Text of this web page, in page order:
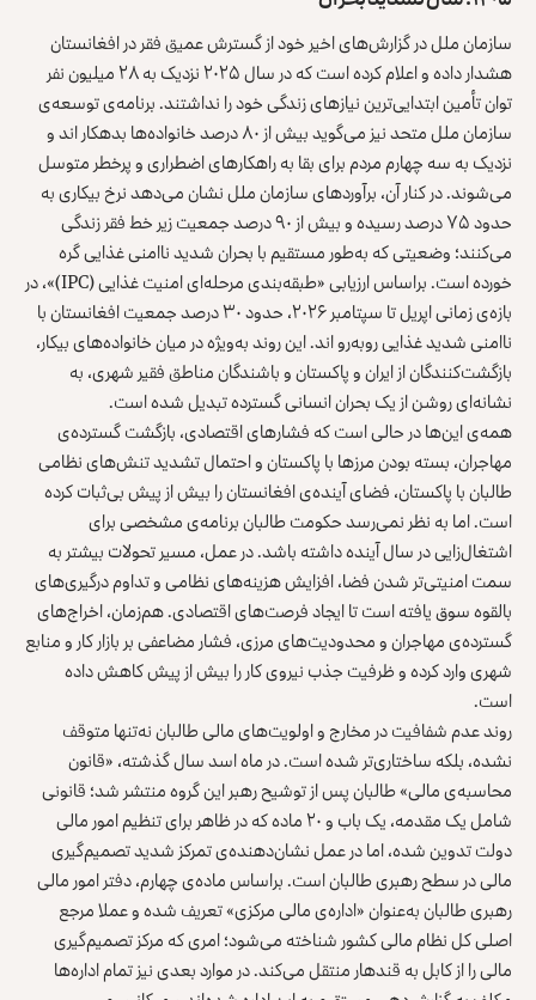
سازمان ملل در گزارش‌های اخیر خود از گسترش عمیق فقر در افغانستان
هشدار داده و اعلام کرده است که در سال ۲۰۲۵ نزدیک به ۲۸ میلیون نفر
توان تأمین ابتدایی‌ترین نیازهای زندگی خود را نداشتند. برنامه‌ی توسعه‌ی
سازمان ملل متحد نیز می‌گوید بیش از ۸۰ درصد خانواده‌ها بدهکار اند و
نزدیک به سه‌ چهارم مردم برای بقا به راهکارهای اضطراری و پرخطر متوسل
می‌شوند. در کنار آن، برآوردهای سازمان ملل نشان می‌دهد نرخ بیکاری به
حدود ۷۵ درصد رسیده و بیش
از ۹۰ درصد جمعیت زیر خط
فقر زندگی
می‌کنند؛ وضعیتی که به‌طور مستقیم با بحران شدید ناامنی غذایی گره
خورده است. براساس ارزیابی «طبقه‌بندی مرحله‌ای امنیت غذایی (IPC)»، در
بازه‌ی زمانی اپریل تا سپتامبر ۲۰۲۶، حدود ۳۰ درصد جمعیت افغانستان با
ناامنی شدید غذایی روبه‌رو اند. این روند به‌ویژه در میان خانواده‌های بیکار،
بازگشت‌کنندگان از ایران و پاکستان و باشندگان مناطق فقیر شهری، به
نشانه‌ای روشن از یک بحران انسانی گسترده تبدیل شده است.
همه‌ی این‌ها در حالی است که فشارهای اقتصادی، بازگشت گسترده‌ی
مهاجران، بسته بودن مرزها با پاکستان و احتمال تشدید تنش‌های نظامی
طالبان با پاکستان، فضای آینده‌ی افغانستان را بیش از پیش بی‌ثبات کرده
است. اما به نظر نمی‌رسد حکومت طالبان برنامه‌ی مشخصی برای
اشتغال‌زایی در سال آینده داشته باشد. در عمل، مسیر تحولات بیشتر به
سمت امنیتی‌تر شدن فضا، افزایش هزینه‌های نظامی و تداوم درگیری‌های
بالقوه سوق یافته است تا ایجاد فرصت‌های اقتصادی. هم‌زمان، اخراج‌های
گسترده‌ی مهاجران و محدودیت‌های مرزی، فشار مضاعفی بر بازار کار و منابع
شهری وارد کرده و ظرفیت جذب نیروی کار را بیش از پیش کاهش داده
است.
روند عدم شفافیت در مخارج و اولویت‌های مالی طالبان نه‌تنها متوقف
نشده، بلکه ساختاری‌تر شده است. در ماه اسد سال گذشته، «قانون
محاسبه‌ی مالی» طالبان پس از توشیح رهبر این گروه منتشر شد؛ قانونی
شامل یک مقدمه، یک باب و ۲۰ ماده که در ظاهر برای تنظیم امور مالی
دولت تدوین شده، اما در عمل نشان‌دهنده‌ی تمرکز شدید تصمیم‌گیری
مالی در سطح رهبری طالبان است. براساس ماده‌ی چهارم، دفتر امور مالی
رهبری طالبان به‌عنوان «اداره‌ی مالی مرکزی» تعریف شده و عملا مرجع
اصلی کل نظام مالی کشور شناخته می‌شود؛ امری که مرکز تصمیم‌گیری
مالی را از کابل به قندهار منتقل می‌کند. در موارد بعدی نیز تمام اداره‌ها